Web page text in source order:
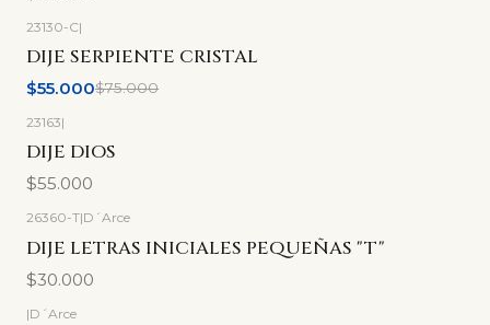
-27%
23130-C|
DIJE SERPIENTE CRISTAL
$55.000$75.000
23163|
DIJE DIOS
$55.000
26360-T|D´Arce
DIJE LETRAS INICIALES PEQUEÑAS "T"
$30.000
|D´Arce